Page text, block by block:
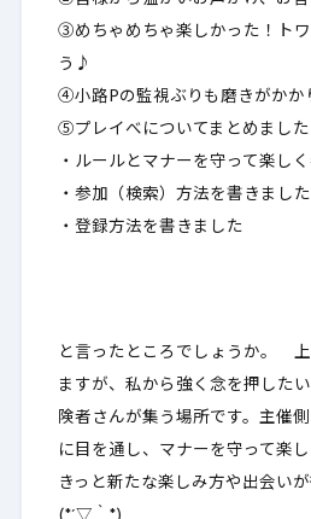
③めちゃめちゃ楽しかった！ト
う♪
④小路Pの監視ぶりも磨きがかか
⑤プレイべについてまとめました
・ルールとマナーを守って楽し
・参加（検索）方法を書きました
・登録方法を書きました
と言ったところでしょうか。
ますが、私から強く念を押した
険者さんが集う場所です。主催
に目を通し、マナーを守って楽
きっと新たな楽しみ方や出会い